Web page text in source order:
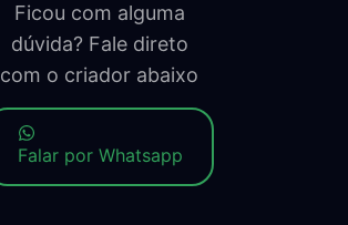
Ficou com alguma
dúvida? Fale direto
com o criador abaixo
Falar por Whatsapp